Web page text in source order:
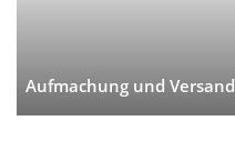
Aufmachung und Versand